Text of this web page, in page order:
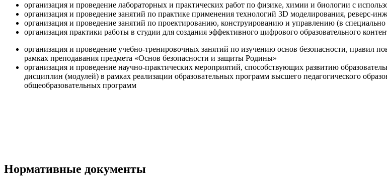
организация и проведение лабораторных и практических работ по физике, химии и биологии с
организация и проведение занятий по практике применения технологий 3D моделирования, реверс-
организация и проведение занятий по проектированию, конструированию и управлению (в
организация практики работы в студии для создания эффективного цифрового образовательного
организация и проведение учебно-тренировочных занятий по изучению основ безопасности, правил
рамках преподавания предмета «Основ безопасности и защиты Родины»
организация и проведение научно-практических мероприятий, способствующих развитию
дисциплин (модулей) в рамках реализации образовательных программ высшего педагогического
общеобразовательных программ
Нормативные документы